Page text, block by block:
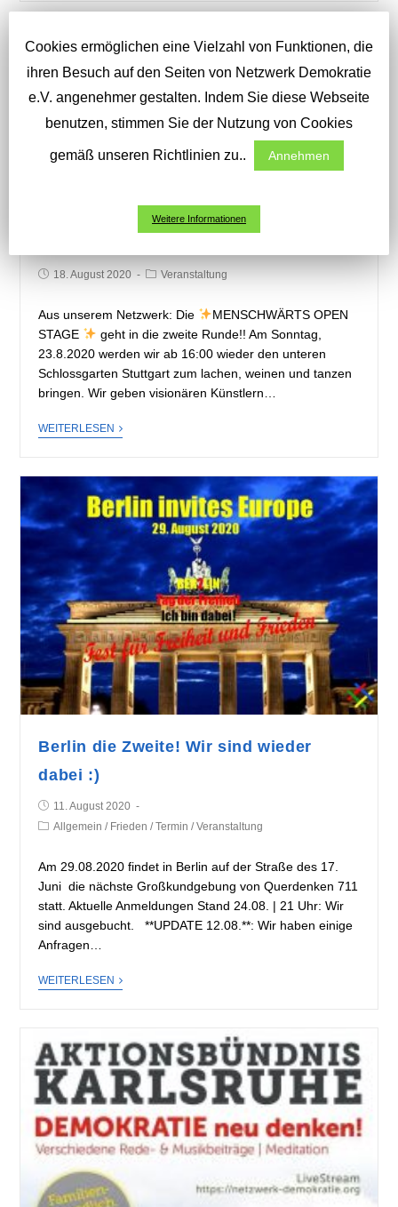
LIVE-Stream 23.08. MENSCHWÄRTS
18. August 2020 Veranstaltung
Aus unserem Netzwerk: Die
MENSCHWÄRTS OPEN
STAGE
geht in die zweite Runde!! Am Sonntag,
23.8.2020 werden wir ab 16:00 wieder den unteren
Schlossgarten Stuttgart zum lachen, weinen und tanzen
bringen. Wir geben visionären Künstlern…
WEITERLESEN
Berlin die Zweite! Wir sind wieder
dabei :)
11. August 2020
Allgemein / Frieden / Termin / Veranstaltung
Am 29.08.2020 findet in Berlin auf der Straße des 17.
Juni die nächste Großkundgebung von Querdenken 711
statt. Aktuelle Anmeldungen Stand 24.08. | 21 Uhr: Wir
sind ausgebucht. **UPDATE 12.08.**: Wir haben einige
Anfragen…
WEITERLESEN
Cookies ermöglichen eine Vielzahl von Funktionen, die
ihren Besuch auf den Seiten von Netzwerk Demokratie
e.V. angenehmer gestalten. Indem Sie diese Webseite
benutzen, stimmen Sie der Nutzung von Cookies
gemäß unseren Richtlinien zu.. Annehmen
Weitere Informationen